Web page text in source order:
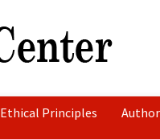
Ethical Principles